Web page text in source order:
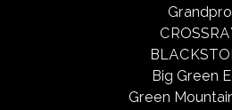
Grandpro
Big Green
Green